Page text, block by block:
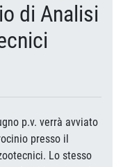
di Analisi
p.v. verrà avviato
presso il
Lo stesso